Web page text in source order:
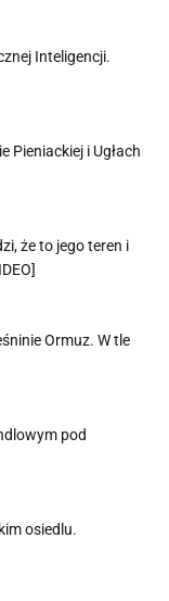
Inteligencji.
Pieniackiej i Ugłach
że to jego teren i
Ormuz. W tle
pod
osiedlu.